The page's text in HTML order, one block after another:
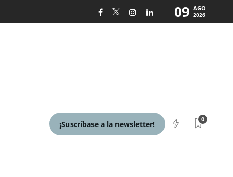
09 AGO
2026
¡Suscríbase a la newsletter!
0